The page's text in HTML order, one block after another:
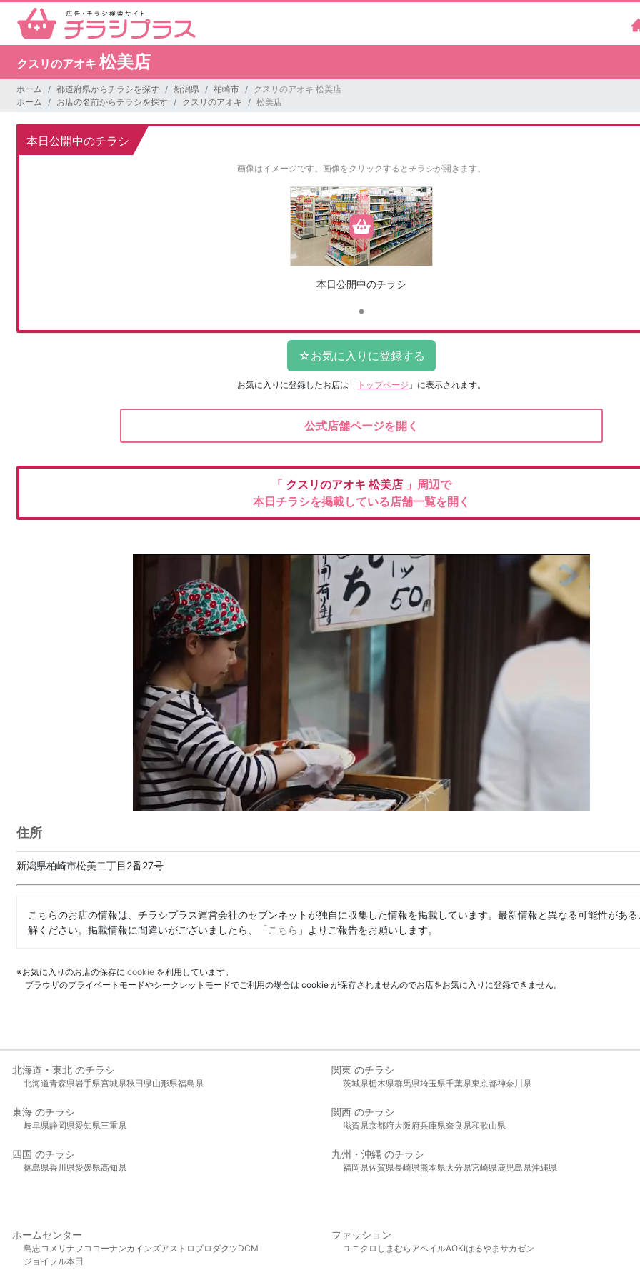
クスリのアオキ 松美店
ホーム 都道府県からチラシを探す 新潟県 柏崎市
クスリのアオキ 松美店
ホーム
お店の名前からチラシを探す クスリのアオキ 松美店
本日公開中のチラシ
画像はイメージです。 画像をクリックするとチラシが開きます。
本日公開中のチラシ
お気に入りに登録したお店は 「 トップページ 」に表示されます。
公式店舗ページを開く
「 クスリのアオキ 松美店 」周辺で
本日チラシを掲載している店舗一覧を開く
住所
新潟県柏崎市松美二丁目2番27号
こちらのお店の情報は、チラシプラス運営会社のセブンネットが独自に収集した情報を掲載しています。最新情報と異なる可能性があ
解ください。掲載情報に間違いがございましたら、「こちら 」よりご報告をお願いします。
※お気に入りのお店の保存に cookie を利用しています。
ブラウザのプライベートモードやシークレットモードでご利用の場合は cookie が保存されませんのでお店をお気に入りに登録できません。
北海道・東北 のチラシ
北海道青森県岩手県宮城県秋田県山形県福島県
関東 のチラシ
茨城県栃木県群馬県埼玉県千葉県東京都神奈川県
東海 のチラシ
岐阜県静岡県愛知県三重県
関西 のチラシ
滋賀県京都府大阪府兵庫県奈良県和歌山県
四国 のチラシ
徳島県香川県愛媛県高知県
九州・沖縄 のチラシ
福岡県佐賀県長崎県熊本県大分県宮崎県鹿児島県沖縄県
ホームセンター
島忠 コメリ ナフコ コーナンカインズアストロプロダクツDCM
ジョイフル本田
ファッション
ユニクロ しまむら アベイルAOKIはるやま サカゼン